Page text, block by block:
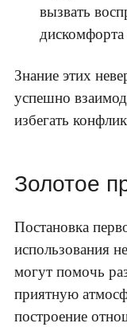
вызвать
Знание этих
успешно
избегать
Золотое
Постановка
использования
могут помочь
приятную
построение